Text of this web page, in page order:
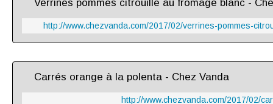
Verrines pommes citrouille au fromage blanc -
http://www.chezvanda.com/2017/02/verrines-pommes-
Carrés orange à la polenta - Chez Vanda
http://www.chezvanda.com/2017/02/